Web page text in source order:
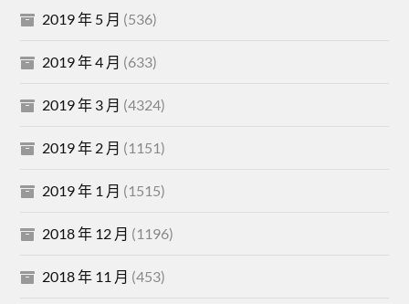
2019 年 5 月 (536)
2019 年 4 月 (633)
2019 年 3 月 (4324)
2019 年 2 月 (1151)
2019 年 1 月 (1515)
2018 年 12 月 (1196)
2018 年 11 月 (453)